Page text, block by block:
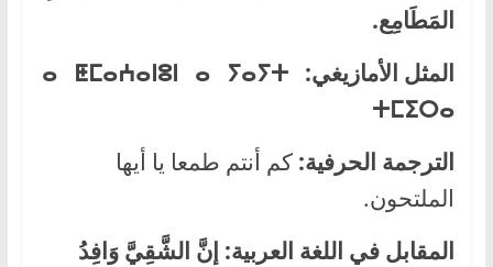
المَطَامِع.
المثل الأمازيغي: ⴰ ⵟⵎⴰⵄⴰⵏⵓⵏ ⴰ ⵢⴰⵢⵜ
ⵜⵎⵉⵔⴰ
الترجمة الحرفية: كم أنتم طمعا يا أيها
الملتحون.
المقابل في اللغة العربية: إنَّ الشَّقِيَّ وَافِدُ